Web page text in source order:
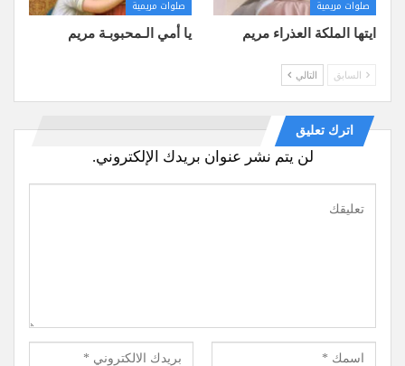
صلوات مريمية
ايتها الملكة العذراء مريم
صلوات مريمية
يا أمي الـمحبوبـة مريم
السابق التالي
اترك تعليق
لن يتم نشر عنوان بريدك الإلكتروني.